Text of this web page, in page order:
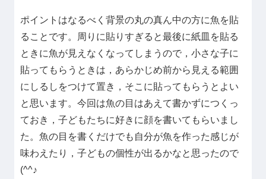
ポイントはなるべく背景の丸の真ん中の方に魚を貼
ることです。周りに貼りすぎると最後に紙皿を貼る
ときに魚が見えなくなってしまうので，小さな子に
貼ってもらうときは，あらかじめ前から見える範囲
にしるしをつけて置き，そこに貼ってもらうとよい
と思います。今回は魚の目はあえて書かずにつくっ
ておき，子どもたちに好きに顔を書いてもらいまし
た。魚の目を書くだけでも自分が魚を作った感じが
味わえたり，子どもの個性が出るかなと思ったので
(^^♪